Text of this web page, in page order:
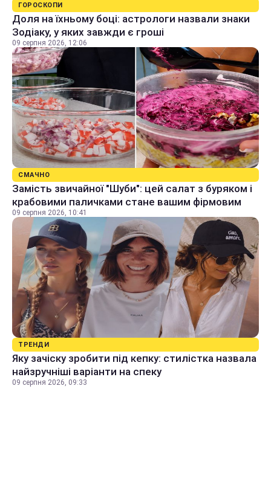
ГОРОСКОПИ
Доля на їхньому боці: астрологи назвали знаки
Зодіаку, у яких завжди є гроші
09 серпня 2026, 12:06
СМАЧНО
Замість звичайної "Шуби": цей салат з буряком і
крабовими паличками стане вашим фірмовим
09 серпня 2026, 10:41
ТРЕНДИ
Яку зачіску зробити під кепку: стилістка назвала
найзручніші варіанти на спеку
09 серпня 2026, 09:33